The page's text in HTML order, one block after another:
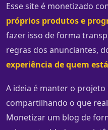
Esse site é monetizado
próprios produtos e
fazer isso de forma
regras dos anunciantes,
experiência de quem
A ideia é manter o projeto
compartilhando o que
Monetizar um blog de